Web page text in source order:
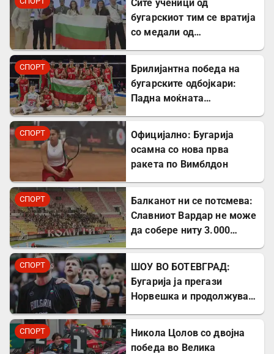
​Сите ученици од
бугарскиот тим се вратија
со медали од
олимпијада по економија
во Кина
СПОРТ
Брилијантна победа на
бугарските одбојкари:
Падна моќната
СПОРТ
Официјално: Бугарија
осамна со нова прва
ракета по Вимблдон
СПОРТ
Балканот ни се потсмева:
Славниот Вардар не може
да собере ниту 3.000
СПОРТ
ШОУ ВО БОТЕВГРАД:
Бугарија ја прегази
Норвешка и продолжува
СПОРТ
Никола Цолов со двојна
победа во Велика